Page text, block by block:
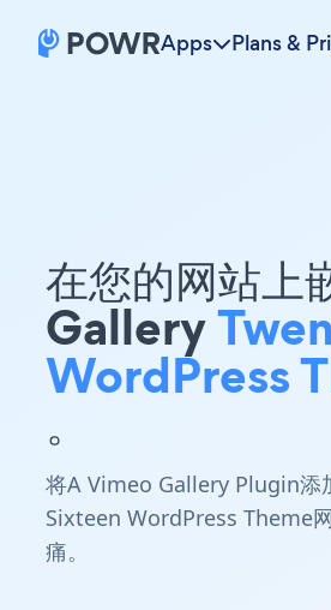
Apps Plans &
在您的网站
Gallery
WordPress
。
将A Vimeo Gallery Plugin添
Sixteen WordPress Theme
痛。